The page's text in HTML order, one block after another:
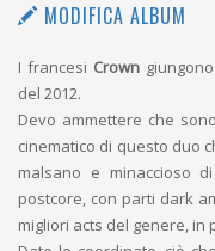
MODIFICA ALBUM
I francesi Crown
del 2012.
Devo ammettere che
cinematico di questo duo
malsano e minaccioso
postcore, con parti dark
migliori acts del genere, in